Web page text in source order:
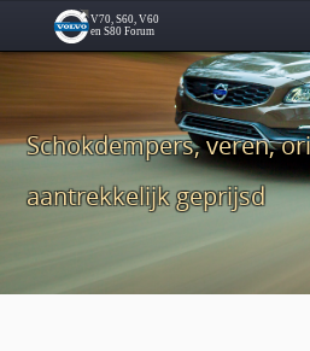
Schokdempers, veren,
aantrekkelijk geprijsd